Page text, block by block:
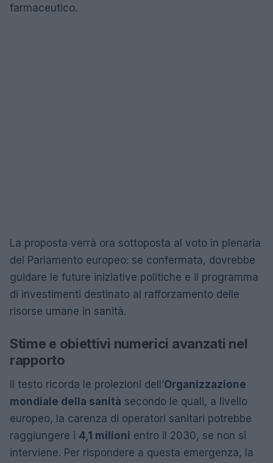
farmaceutico.
La proposta verrà ora sottoposta al voto in plenaria
del Parlamento europeo: se confermata, dovrebbe
guidare le future iniziative politiche e il programma
di investimenti destinato al rafforzamento delle
risorse umane in sanità.
Stime e obiettivi numerici avanzati nel
rapporto
Il testo ricorda le proiezioni dell’Organizzazione
mondiale della sanità secondo le quali, a livello
europeo, la carenza di operatori sanitari potrebbe
raggiungere i 4,1 milioni entro il 2030, se non si
interviene. Per rispondere a questa emergenza, la